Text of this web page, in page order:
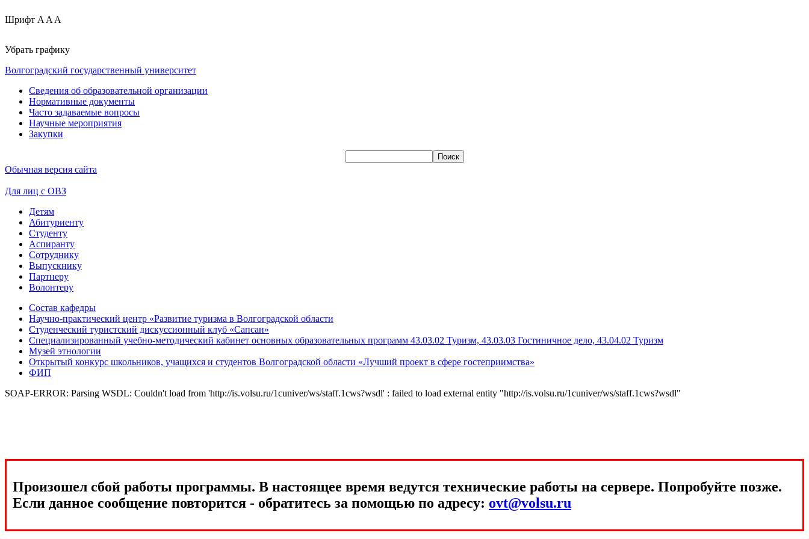
Шрифт A A A
Убрать графику
Волгоградский государственный университет
Сведения об образовательной организации
Нормативные документы
Часто задаваемые вопросы
Научные мероприятия
Закупки
Обычная версия сайта
Для лиц с ОВЗ
Детям
Абитуриенту
Студенту
Аспиранту
Сотруднику
Выпускнику
Партнеру
Волонтеру
Состав кафедры
Научно-практический центр «Развитие туризма в Волгоградской области
Студенческий туристский дискуссионный клуб «Сапсан»
Специализированный учебно-методический кабинет основных образовательных программ 43.03.02 Туризм, 43.03.03 Гостиничное дело, 43.04.02 Туризм
Музей этнологии
Открытый конкурс школьников, учащихся и студентов Волгоградской области «Лучший проект в сфере гостеприимства»
ФИП
SOAP-ERROR: Parsing WSDL: Couldn't load from 'http://is.volsu.ru/1cuniver/ws/staff.1cws?wsdl' : failed to load external entity "http://is.volsu.ru/1cuniver/ws/staff.1cws?wsdl"
Произошел сбой работы программы. В настоящее время ведутся технические работы на сервере. Попробуйте позже.
Если данное сообщение повторится - обратитесь за помощью по адресу: ovt@volsu.ru